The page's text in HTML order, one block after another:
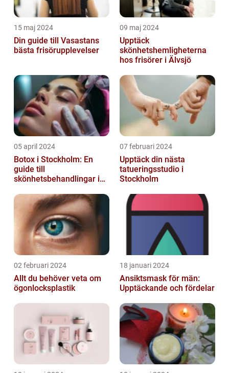
15 maj 2024
Din guide till Vasastans
bästa frisörupplevelser
09 maj 2024
Upptäck
skönhetshemligheterna
hos frisörer i Älvsjö
05 april 2024
Botox i Stockholm: En
guide till
skönhetsbehandlingar i
07 februari 2024
Upptäck din nästa
tatueringsstudio i
Stockholm
02 februari 2024
Allt du behöver veta om
ögonlocksplastik
18 januari 2024
Ansiktsmask för män:
Upptäckande och fördelar